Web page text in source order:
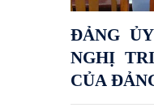
ĐẢNG
NGHỊ
CỦA